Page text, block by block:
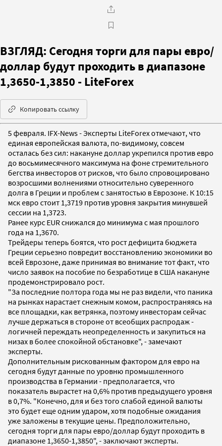
ВЗГЛЯД: Сегодня торги для пары евро/
доллар будут проходить в диапазоне
1,3650-1,3850 - LiteForex
Копировать ссылку
5 февраля. IFX-News - Эксперты LiteForex отмечают, что
единая европейская валюта, по-видимому, совсем
осталась без сил: накануне доллар укрепился против евро
до восьмимесячного максимума на фоне стремительного
бегства инвесторов от рисков, что было спровоцировано
возросшими волнениями относительно суверенного
долга в Греции и проблем с занятостью в Еврозоне. К 10:15
мск евро стоит 1,3719 против уровня закрытия минувшей
сессии на 1,3723.
Ранее курс EUR снижался до минимума с мая прошлого
года на 1,3670.
Трейдеры теперь боятся, что рост дефицита бюджета
Греции серьезно повредит восстановлению экономики во
всей Еврозоне, даже принимая во внимание тот факт, что
число заявок на пособие по безработице в США накануне
продемонстрировало рост.
"За последние полтора года мы не раз видели, что паника
на рынках нарастает снежным комом, распространяясь на
все площадки, как ветрянка, поэтому инвесторам сейчас
лучше держаться в стороне от всеобщих распродаж -
логичней переждать неопределенность и закупиться на
низах в более спокойной обстановке", - замечают
эксперты.
Дополнительным рискованным фактором для евро на
сегодня будут данные по уровню промышленного
производства в Германии - предполагается, что
показатель вырастет на 0,6% против предыдущего уровня
в 0,7%. "Конечно, для и без того слабой единой валюты
это будет еще одним ударом, хотя подобные ожидания
уже заложены в текущие цены. Предположительно,
сегодня торги для пары евро/доллар будут проходить в
диапазоне 1,3650-1,3850", - заключают эксперты.